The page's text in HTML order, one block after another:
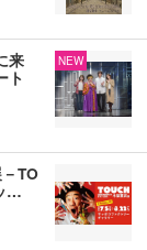
来
ト
NEW
TO
…